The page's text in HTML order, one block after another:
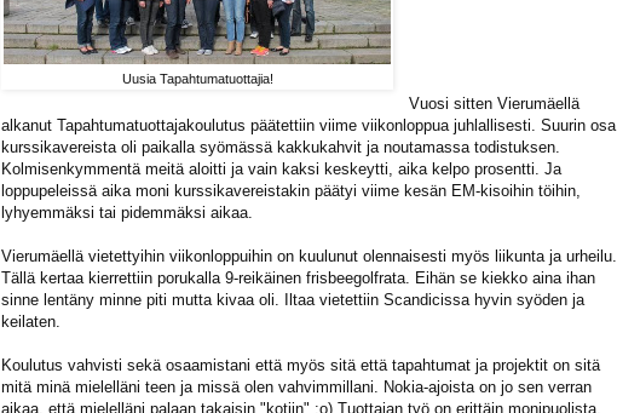
Uusia Tapahtumatuottajia!
Vuosi sitten Vierumäellä
alkanut Tapahtumatuottajakoulutus päätettiin viime viikonloppua juhlallisesti. Suurin osa
kurssikavereista oli paikalla syömässä kakkukahvit ja noutamassa todistuksen.
Kolmisenkymmentä meitä aloitti ja vain kaksi keskeytti, aika kelpo prosentti. Ja
loppupeleissä aika moni kurssikavereistakin päätyi viime kesän EM-kisoihin töihin,
lyhyemmäksi tai pidemmäksi aikaa.
Vierumäellä vietettyihin viikonloppuihin on kuulunut olennaisesti myös liikunta ja urheilu.
Tällä kertaa kierrettiin porukalla 9-reikäinen frisbeegolfrata. Eihän se kiekko aina ihan
sinne lentäny minne piti mutta kivaa oli. Iltaa vietettiin Scandicissa hyvin syöden ja
keilaten.
Koulutus vahvisti sekä osaamistani että myös sitä että tapahtumat ja projektit on sitä
mitä minä mielelläni teen ja missä olen vahvimmillani. Nokia-ajoista on jo sen verran
aikaa, että mielelläni palaan takaisin "kotiin" :o) Tuottajan työ on erittäin monipuolista,